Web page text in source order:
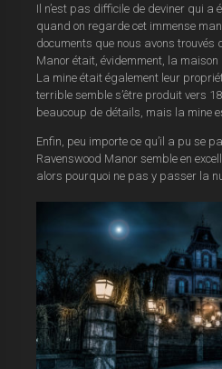
Il n’est pas difficile de deviner qui a
quand on regarde cet immense
documents que nous avons
Manor était, évidemment, la maison
La mine était également leur
terrible semble s’être produit vers
beaucoup de détails, mais la mine
Enfin, peu importe ce qu’il a pu se
Ravenswood Manor semble en
alors pourquoi ne pas y passer la